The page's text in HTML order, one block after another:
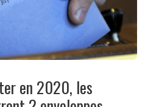
en 2020, les